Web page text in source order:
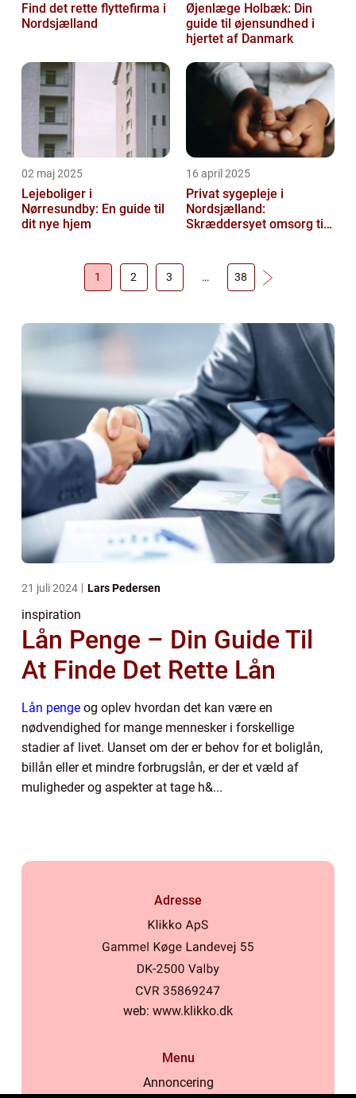
Find det rette flyttefirma i
Nordsjælland
Øjenlæge Holbæk: Din
guide til øjensundhed i
hjertet af Danmark
02 maj 2025
Lejeboliger i
Nørresundby: En guide til
dit nye hjem
16 april 2025
Privat sygepleje i
Nordsjælland:
Skræddersyet omsorg til
1 2 3 … 38
21 juli 2024 Lars Pedersen
inspiration
Lån Penge – Din Guide Til
At Finde Det Rette Lån
Lån penge og oplev hvordan det kan være en
nødvendighed for mange mennesker i forskellige
stadier af livet. Uanset om der er behov for et boliglån,
billån eller et mindre forbrugslån, er der et væld af
muligheder og aspekter at tage h&...
Adresse
web: www.klikko.dk
Menu
Annoncering